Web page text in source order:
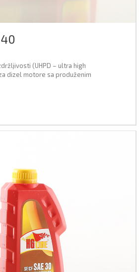
(UHPD – ultra high
dizel motore sa produženim